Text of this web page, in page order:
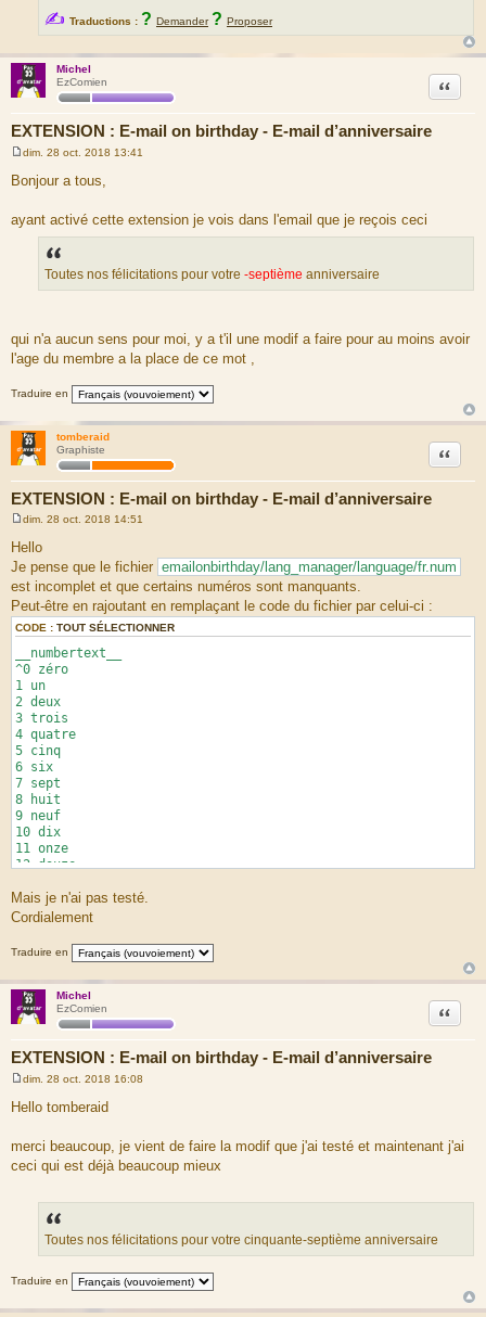
✍ Traductions : ? Demander ? Proposer
Michel
EzComien
EXTENSION : E-mail on birthday - E-mail d’anniversaire
Citation
s
g
dim. 28 oct. 2018 13:41
Bonjour a tous,
ayant activé cette extension je vois dans l'email que je reçois ceci
Toutes nos félicitations pour votre -septième anniversaire
qui n'a aucun sens pour moi, y a t'il une modif a faire pour au moins avoir
l'age du membre a la place de ce mot ,
Traduire en
tomberaid
Graphiste
EXTENSION : E-mail on birthday - E-mail d’anniversaire
Citation
e
s
s
a
g
e
dim. 28 oct. 2018 14:51
Hello
Je pense que le fichier emailonbirthday/lang_manager/language/fr.num
est incomplet et que certains numéros sont manquants.
Peut-être en rajoutant en remplaçant le code du fichier par celui-ci :
CODE : TOUT SÉLECTIONNER
__numbertext__
^0 zéro
1 un
2 deux
3 trois
4 quatre
5 cinq
6 six
7 sept
8 huit
9 neuf
10 dix
11 onze
12 douze
14 quatorze
15 quinze
1(\d) dix-$
20 vingt
21 vingt et un
2(\d) vingt-$1
30 trente
31 trente et un
3(\d) trente-$1
40 quarante
41 quarante et un
50 cinquante
5(\d) cinquante-$1
60 soixante
61 soixante et un
71 soixante et onze
7(\d) soixante-$(1\1)
80$ quatre-vingts
80 quatre-vingt
81 quatre-vingt-un
9(\d) quatre-vingt-$(1\1)
Mais je n'ai pas testé.
Cordialement
Traduire en
Michel
EzComien
EXTENSION : E-mail on birthday - E-mail d’anniversaire
Citation
e
s
g
e
dim. 28 oct. 2018 16:08
Hello tomberaid
merci beaucoup, je vient de faire la modif que j'ai testé et maintenant j'ai
ceci qui est déjà beaucoup mieux
Toutes nos félicitations pour votre cinquante-septième anniversaire
Traduire en